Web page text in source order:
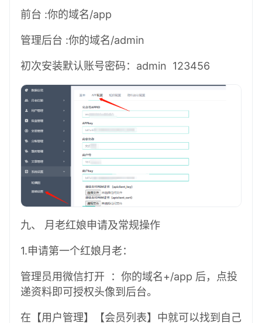
前台 :你的域名/app
管理后台 :你的域名/admin
初次安装默认账号密码：admin 123456
九、 月老红娘申请及常规操作
1.申请第一个红娘月老：
管理员用微信打开 ：你的域名+/app 后，点投
递资料即可授权头像到后台。
在【用户管理】【会员列表】中就可以找到自己